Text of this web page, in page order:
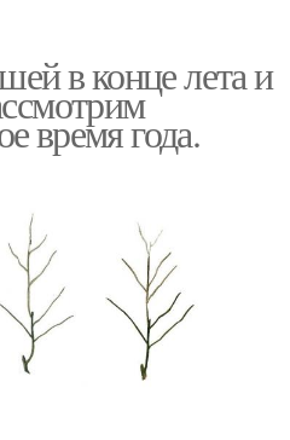
в конце лета и
время года.